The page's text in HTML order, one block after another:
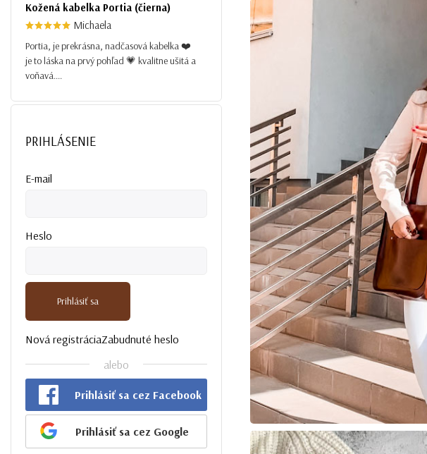
Kožená kabelka Portia (čierna)
Michaela
Portia, je prekrásna, nadčasová kabelka ❤️
je to láska na prvý pohľad 💗 kvalitne ušitá a
voňavá....
PRIHLÁSENIE
E-mail
Heslo
Prihlásiť sa
Nová registráciaZabudnuté heslo
alebo
Prihlásiť sa cez Facebook
Prihlásiť sa cez Google